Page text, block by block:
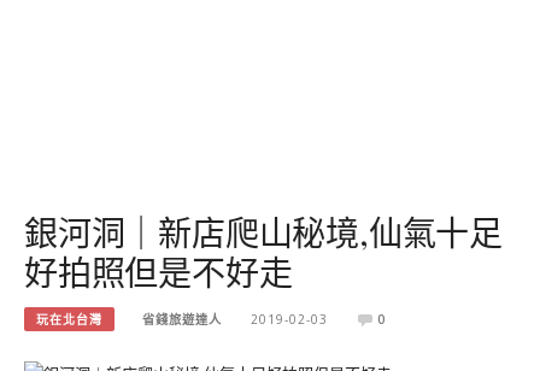
銀河洞｜新店爬山秘境,仙氣十足
好拍照但是不好走
玩在北台灣 省錢旅遊達人 2019-02-03 0